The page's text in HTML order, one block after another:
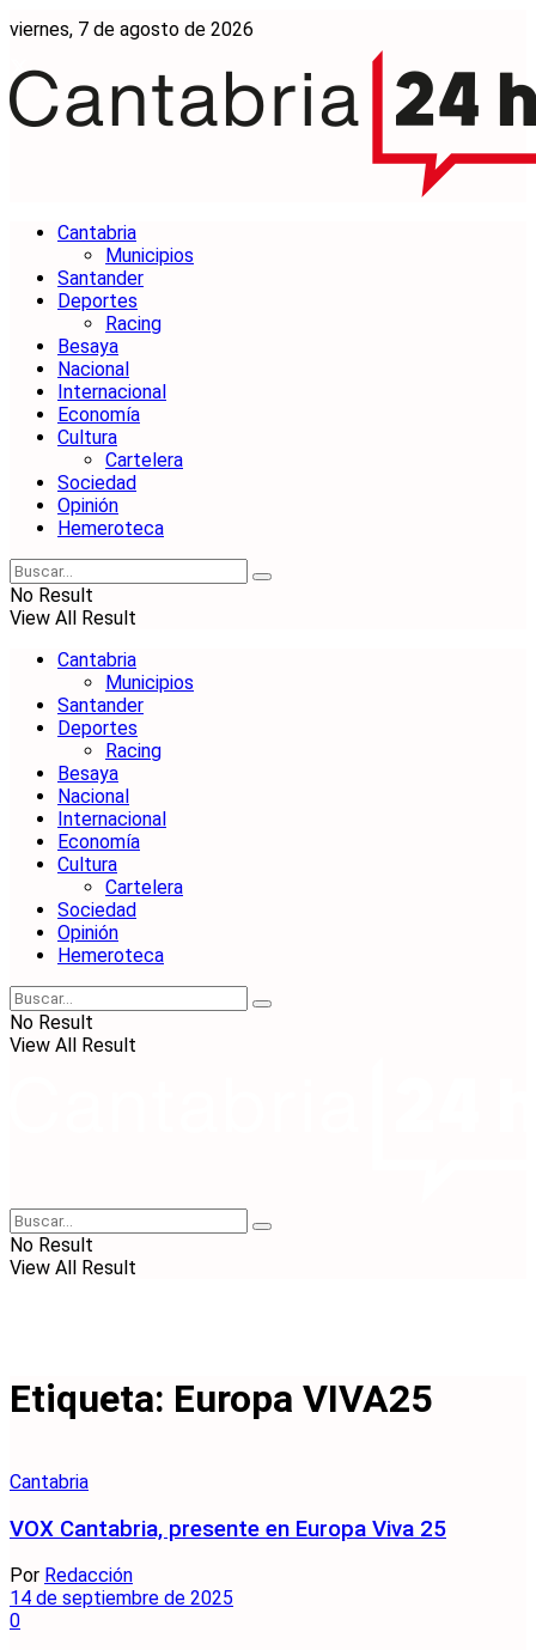
viernes, 7 de agosto de 2026
Cantabria
Municipios
Santander
Deportes
Racing
Besaya
Nacional
Internacional
Economía
Cultura
Cartelera
Sociedad
Opinión
Hemeroteca
No Result
View All Result
Cantabria
Municipios
Santander
Deportes
Racing
Besaya
Nacional
Internacional
Economía
Cultura
Cartelera
Sociedad
Opinión
Hemeroteca
No Result
View All Result
No Result
View All Result
Etiqueta: Europa VIVA25
Cantabria
VOX Cantabria, presente en Europa Viva 25
Por Redacción
14 de septiembre de 2025
0